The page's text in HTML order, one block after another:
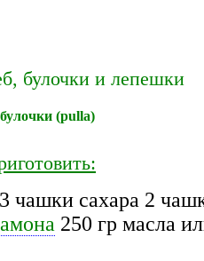
булочки и лепешки
(pulla)
чашки сахара 2
250 гр масла